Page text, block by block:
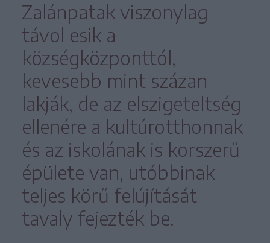
Zalánpatak viszonylag
távol esik a
községközponttól,
kevesebb mint százan
lakják, de az elszigeteltség
ellenére a kultúrotthonnak
és az iskolának is korszerű
épülete van, utóbbinak
teljes körű felújítását
tavaly fejezték be.